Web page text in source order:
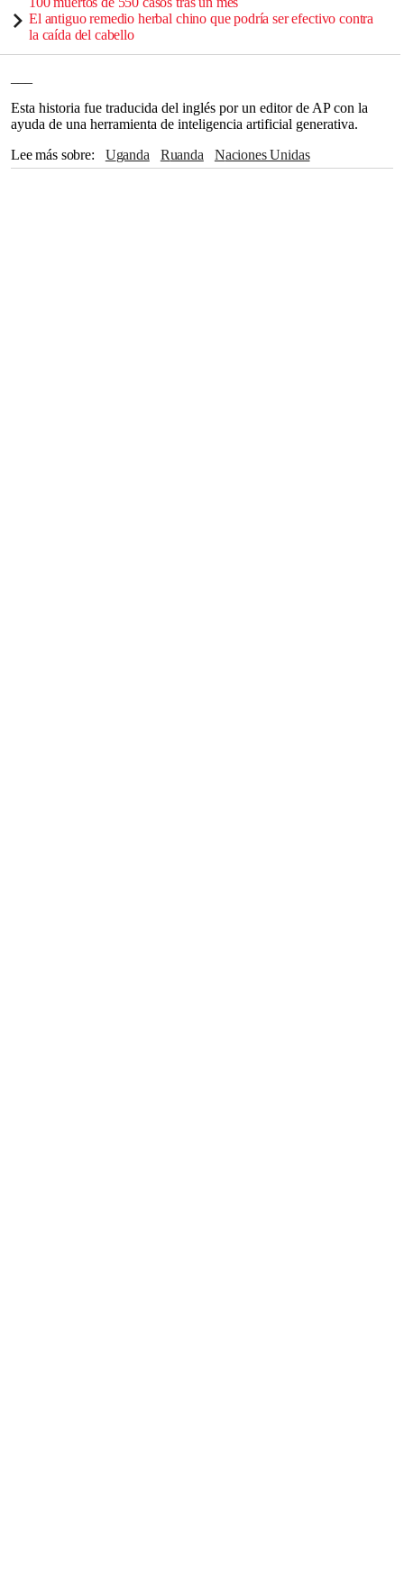
El antiguo remedio herbal chino que podría ser efectivo contra
la caída del cabello
Esta historia fue traducida del inglés por un editor de AP con la
ayuda de una herramienta de inteligencia artificial generativa.
Lee más sobre
Uganda Ruanda Naciones Unidas